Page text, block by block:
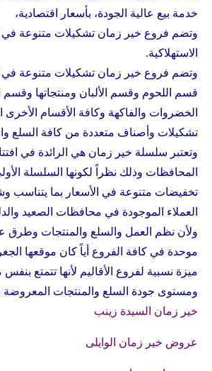
خدمة بيع عالية الجودة، بأسعار اقتصادية،
وتضم فروع خير زمان تشكيلات متنوعة في
الاستهلاكية.
وتضم فروع خير زمان تشكيلات متنوعة
قسم اللحوم وقسم الألبان ومنتجاتها وقسم
الخضروات والفاكهة وكافة الأقسام الأخرى
تشكيلات وأصناف متعددة من كافة السلع
وتعتبر سلسلة خير زمان هي الرائدة في
المحافظات وذلك نظراً لكونها السلسلة
تخفيضات متنوعة في الأسعار بما يتناسب
العملاء الموجودة في محافظات الصعيد
ولأن نظم العمل والسلع والمنتجات وطرق
موحدة في كافة الفروع أياً كان موقعها
ميزة نسبية لفروع الأقاليم لأنها تتمتع بنفس
ومستوى جودة السلع والمنتجات المعروضة
خير زمان السيدة زينب
عروض خير زمان الوايلى